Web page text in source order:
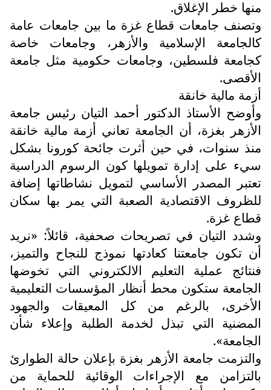
منها خطر الإغلاق.
وتصنف جامعات قطاع غزة ما بين جامعات عامة
كالجامعة الإسلامية والأزهر، وجامعات خاصة
كجامعة فلسطين، وجامعات حكومية مثل جامعة
الأقصى.
أزمة مالية خانقة
وأوضح الأستاذ الدكتور أحمد التيان رئيس جامعة
الأزهر بغزة، أن الجامعة تعاني أزمة مالية خانقة
منذ سنوات، في حين أثرت جائحة كورونا بشكل
سيء على إدارة تمويلها كون الرسوم الدراسية
تعتبر المصدر الأساسي لتمويل نشاطاتها إضافة
للظروف الاقتصادية الصعبة التي يمر بها سكان
قطاع غزة.
وشدد التيان في تصريحات صحفية، قائلاً: «نريد
أن تكون جامعتنا كعادتها نموذج للنجاح والتميز،
فنتائج عملية التعليم الالكتروني التي تخوضها
الجامعة ستكون محط أنظار المؤسسات التعليمية
الأخرى، بالرغم من كل المعيقات والجهود
المضنية التي تبذل لخدمة الطلبة وإعلاء شأن
الجامعة».
والتزمت جامعة الأزهر بغزة بإعلان حالة الطوارئ
بالتزامن مع الإجراءات الوقائية للحماية من